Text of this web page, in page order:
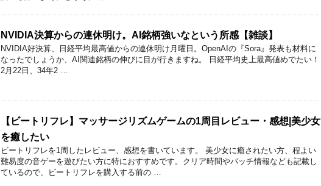
NVIDIA決算からの連休明け。AI銘柄強いなという所感【雑談】
NVIDIA好決算、日経平均最高値からの連休明け月曜日。OpenAIの『Sora』発表も材料に
なったでしょうか、AI関連銘柄の伸びに目が行きますね。 日経平均史上最高値めでたい！
2月22日、34年2 …
【ビートリフレ】マッサージリズムゲームの1周目レビュー・感想|美少女
を癒したい
ビートリフレを1周したレビュー、感想を書いています。 美少女に癒されたい方、程よい
難易度の音ゲーを遊びたい方に特におすすめです。クリア時間やパッチ情報なども記載し
ているので、ビートリフレを購入する前の …